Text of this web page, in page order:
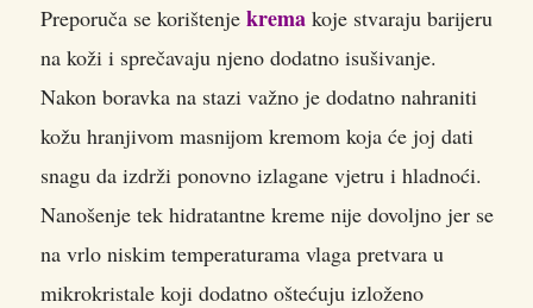
Preporuča se korištenje krema koje stvaraju barijeru
na koži i sprečavaju njeno dodatno isušivanje.
Nakon boravka na stazi važno je dodatno nahraniti
kožu hranjivom masnijom kremom koja će joj dati
snagu da izdrži ponovno izlagane vjetru i hladnoći.
Nanošenje tek hidratantne kreme nije dovoljno jer se
na vrlo niskim temperaturama vlaga pretvara u
mikrokristale koji dodatno oštećuju izloženo